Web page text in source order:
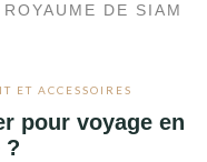
DE SIAM
ET ACCESSOIRES
pour voyage en
?